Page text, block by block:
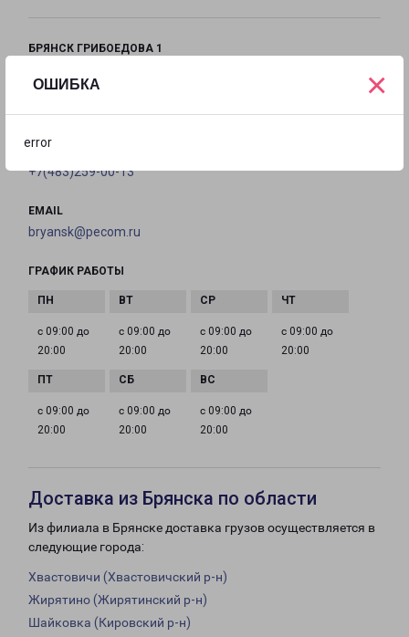
ОШИБКА
error
×
БРЯНСК ГРИБОЕДОВА 1
на карте
ТЕЛЕФОН
+7(483)259-00-13
EMAIL
bryansk@pecom.ru
ГРАФИК РАБОТЫ
с 09:00 до
20:00
с 09:00 до
20:00
с 09:00 до
20:00
с 09:00 до
20:00
с 09:00 до
20:00
с 09:00 до
20:00
с 09:00 до
20:00
Доставка из Брянска по области
Из филиала в Брянске доставка грузов осуществляется в
следующие города:
Хвастовичи (Хвастовичский р-н)
Жирятино (Жирятинский р-н)
Шайковка (Кировский р-н)